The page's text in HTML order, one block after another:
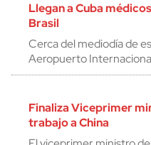
Llegan a Cuba
Brasil
Cerca del mediodía de
Aeropuerto
Finaliza Viceprimer
trabajo a China